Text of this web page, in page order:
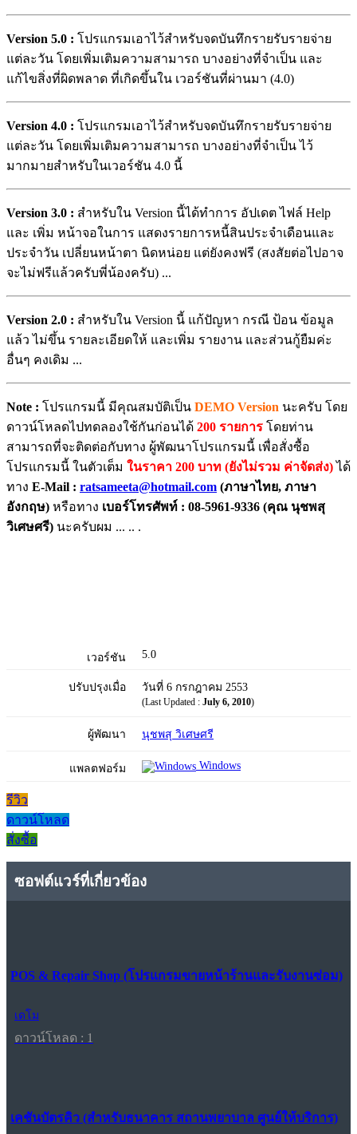
Version 5.0 : โปรแกรมเอาไว้สำหรับจดบันทึกรายรับรายจ่าย
แต่ละวัน โดยเพิ่มเติมความสามารถ บางอย่างที่จำเป็น และ
แก้ไขสิ่งที่ผิดพลาด ที่เกิดขึ้นใน เวอร์ชันที่ผ่านมา (4.0)
Version 4.0 : โปรแกรมเอาไว้สำหรับจดบันทึกรายรับรายจ่าย
แต่ละวัน โดยเพิ่มเติมความสามารถ บางอย่างที่จำเป็น ไว้
มากมายสำหรับในเวอร์ชัน 4.0 นี้
Version 3.0 : สำหรับใน Version นี้ได้ทำการ อัปเดต ไฟล์ Help
และ เพิ่ม หน้าจอในการ แสดงรายการหนี้สินประจำเดือนและ
ประจำวัน เปลี่ยนหน้าตา นิดหน่อย แต่ยังคงฟรี (สงสัยต่อไปอาจ
จะไม่ฟรีแล้วครับพี่น้องครับ) ...
Version 2.0 : สำหรับใน Version นี้ แก้ปัญหา กรณี ป้อน ข้อมูล
แล้ว ไม่ขึ้น รายละเอียดให้ และเพิ่ม รายงาน และส่วนกู้ยืมค่ะ
อื่นๆ คงเดิม ...
Note : โปรแกรมนี้ มีคุณสมบัติเป็น DEMO Version นะครับ โดย
ดาวน์โหลดไปทดลองใช้กันก่อนได้ 200 รายการ โดยท่าน
สามารถที่จะติดต่อกับทาง ผู้พัฒนาโปรแกรมนี้ เพื่อสั่งซื้อ
โปรแกรมนี้ ในตัวเต็ม ในราคา 200 บาท (ยังไม่รวม ค่าจัดส่ง) ได้
ทาง E-Mail : ratsameeta@hotmail.com (ภาษาไทย, ภาษา
อังกฤษ) หรือทาง เบอร์โทรศัพท์ : 08-5961-9336 (คุณ นุชพสุ
วิเศษศรี) นะครับผม ... .. .
เวอร์ชัน 5.0
ปรับปรุงเมื่อ วันที่ 6 กรกฎาคม 2553
(Last Updated : July 6, 2010)
ผู้พัฒนา นุชพสุ วิเศษศรี
แพลตฟอร์ม Windows
รีวิว
ดาวน์โหลด
สั่งซื้อ
ซอฟต์แวร์ที่เกี่ยวข้อง
POS & Repair Shop (โปรแกรมขายหน้าร้านและรับงานซ่อม)
เดโม
ดาวน์โหลด : 1
เคชันบัตรคิว (สำหรับธนาคาร สถานพยาบาล ศูนย์ให้บริการ)